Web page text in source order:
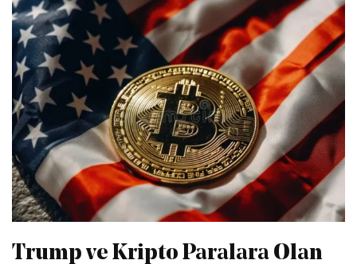
Trump ve Kripto Paralara Olan